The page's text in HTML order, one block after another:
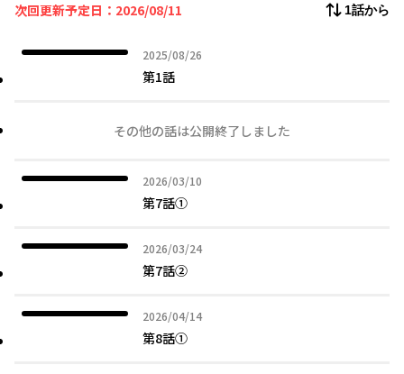
次回更新予定日：2026/08/11 1話から
2025/08/26
2025年08月26日
第1話
その他の話は公開終了しました
2026/03/10
2026年03月10日
第7話①
2026/03/24
2026年03月24日
第7話②
2026/04/14
2026年04月14日
第8話①